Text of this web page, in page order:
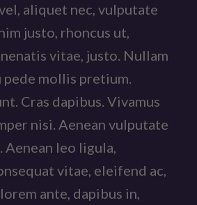
aliquet nec, vulputate
justo, rhoncus ut,
vitae, justo. Nullam
mollis pretium.
Cras dapibus. Vivamus
nisi. Aenean vulputate
leo ligula,
vitae, eleifend ac,
ante, dapibus in,